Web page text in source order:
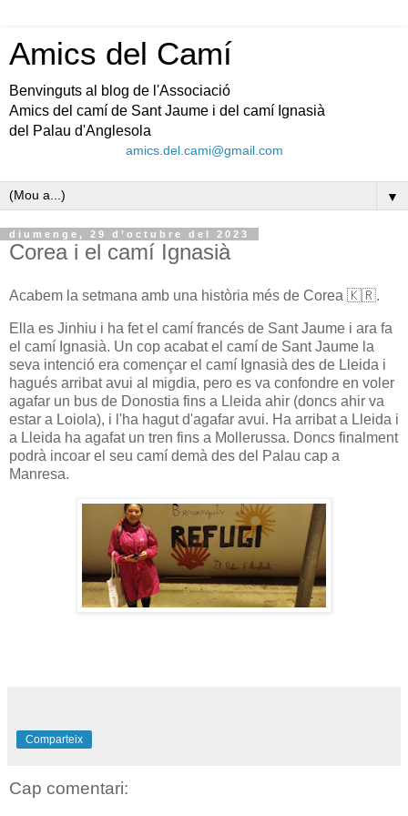
Amics del Camí
Benvinguts al blog de l'Associació
Amics del camí de Sant Jaume i del camí Ignasià
del Palau d'Anglesola
amics.del.cami@gmail.com
▼
diumenge, 29 d’octubre del 2023
Corea i el camí Ignasià
Acabem la setmana amb una història més de Corea 🇰🇷.
Ella es Jinhiu i ha fet el camí francés de Sant Jaume i ara fa
el camí Ignasià. Un cop acabat el camí de Sant Jaume la
seva intenció era començar el camí Ignasià des de Lleida i
hagués arribat avui al migdia, pero es va confondre en voler
agafar un bus de Donostia fins a Lleida ahir (doncs ahir va
estar a Loiola), i l'ha hagut d'agafar avui. Ha arribat a Lleida i
a Lleida ha agafat un tren fins a Mollerussa. Doncs finalment
podrà incoar el seu camí demà des del Palau cap a
Manresa.
Comparteix
Cap comentari: